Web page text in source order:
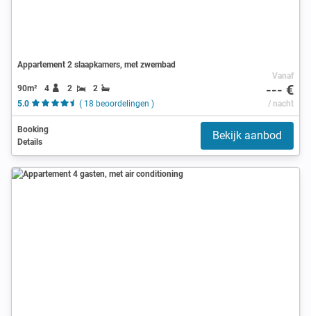
Appartement 2 slaapkamers, met zwembad
90m² 4 2
2
5.0
( 18 beoordelingen )
Vanaf
--- €
/ nacht
Booking
Details
Bekijk aanbod